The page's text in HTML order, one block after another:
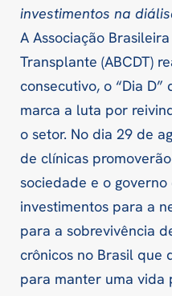
investimentos na
A Associação
Transplante (ABCDT)
consecutivo, o “Dia
marca a luta por
o setor. No dia 29 de
de clínicas
sociedade e o
investimentos para a
para a sobrevivência
crônicos no Brasil que
para manter uma vida